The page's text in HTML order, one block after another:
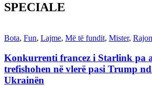
SPECIALE
Bota, Fun, Lajme, Më të fundit, Mister,
Konkurrenti francez i Starlink pa
trefishohen në vlerë pasi Trump
Ukrainën